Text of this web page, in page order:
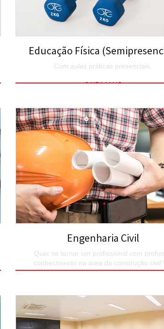
Educação Física
Com aulas práticas presenciais.
SAIBA MAIS
Engenharia Civil
Quer se tornar um profissional com
conhecimento na área da construção
Bacharelado em Engenharia Civil do UNIESP é